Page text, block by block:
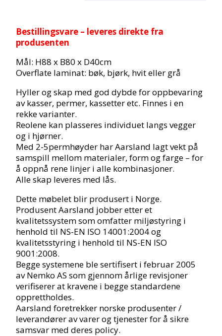
Bestillingsvare – leveres direkte fra
produsenten
Mål: H88 x B80 x D40cm
Overflate laminat: bøk, bjørk, hvit eller grå
Hyller og skap med god dybde for oppbevaring
av kasser, permer, kassetter etc. Finnes i en
rekke varianter.
Reolene kan plasseres individuet langs vegger
og i hjørner.
Med 2-5permhøyder har Aarsland lagt vekt på
samspill mellom materialer, form og farge – for
å oppnå rene linjer i alle kombinasjoner.
Alle skap leveres med lås.
Dette møbelet blir produsert i Norge.
Produsent Aarsland jobber etter et
kvalitetssystem som omfatter miljøstyring i
henhold til NS-EN ISO 14001:2004 og
kvalitetsstyring i henhold til NS-EN ISO
9001:2008.
Begge systemene ble sertifisert i februar 2005
av Nemko AS som gjennom årlige revisjoner
verifiserer at kravene i begge standardene
opprettholdes.
Aarsland foretrekker norske produsenter /
leverandører av varer og tjenester for å sikre
samsvar med deres policy.